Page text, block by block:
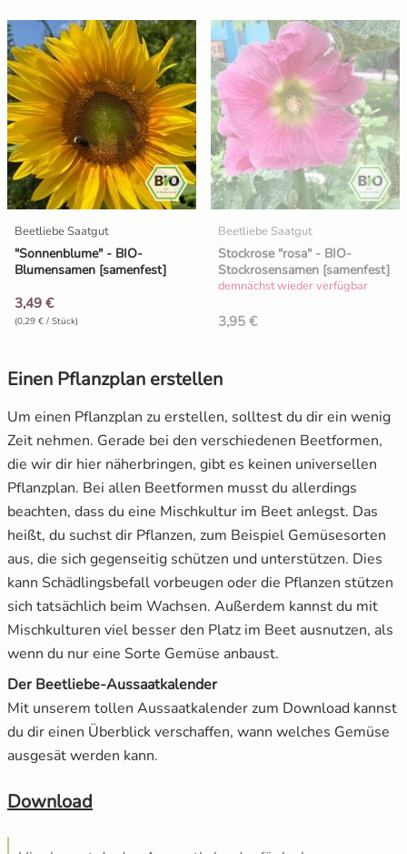
Beetliebe Saatgut
"Sonnenblume" - BIO-
Blumensamen [samenfest]
3,49 €
(0,29 € / Stück)
Beetliebe Saatgut
Stockrose "rosa" - BIO-
Stockrosensamen [samenfest]
demnächst wieder verfügbar
3,95 €
Einen Pflanzplan erstellen
Um einen Pflanzplan zu erstellen, solltest du dir ein wenig
Zeit nehmen. Gerade bei den verschiedenen Beetformen,
die wir dir hier näherbringen, gibt es keinen universellen
Pflanzplan. Bei allen Beetformen musst du allerdings
beachten, dass du eine Mischkultur im Beet anlegst. Das
heißt, du suchst dir Pflanzen, zum Beispiel Gemüsesorten
aus, die sich gegenseitig schützen und unterstützen. Dies
kann Schädlingsbefall vorbeugen oder die Pflanzen stützen
sich tatsächlich beim Wachsen. Außerdem kannst du mit
Mischkulturen viel besser den Platz im Beet ausnutzen, als
wenn du nur eine Sorte Gemüse anbaust.
Der Beetliebe-Aussaatkalender
Mit unserem tollen Aussaatkalender zum Download kannst
du dir einen Überblick verschaffen, wann welches Gemüse
ausgesät werden kann.
Download